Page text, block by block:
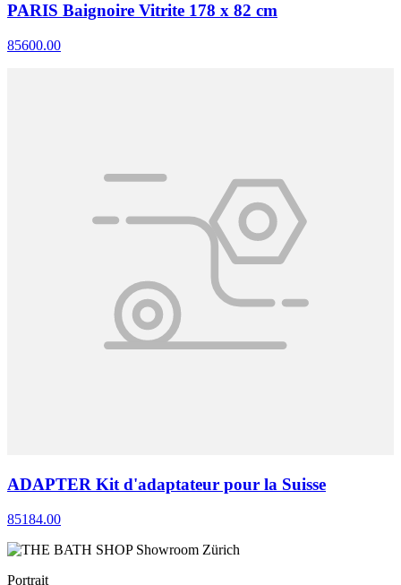
PARIS Baignoire Vitrite 178 x 82 cm
85600.00
ADAPTER Kit d'adaptateur pour la Suisse
85184.00
Portrait